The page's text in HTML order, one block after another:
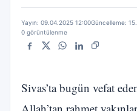
Yayın: 09.04.2025 12:00Güncelleme:
0 görüntülenme
Facebook
X WhatsApp
LinkedInBağlantıyı
Sivas’ta bugün vefat